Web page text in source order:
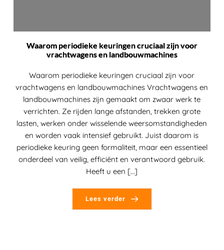
Waarom periodieke keuringen cruciaal zijn voor
vrachtwagens en landbouwmachines
Waarom periodieke keuringen cruciaal zijn voor
vrachtwagens en landbouwmachines Vrachtwagens en
landbouwmachines zijn gemaakt om zwaar werk te
verrichten. Ze rijden lange afstanden, trekken grote
lasten, werken onder wisselende weersomstandigheden
en worden vaak intensief gebruikt. Juist daarom is
periodieke keuring geen formaliteit, maar een essentieel
onderdeel van veilig, efficiënt en verantwoord gebruik.
Heeft u een […]
Lees verder